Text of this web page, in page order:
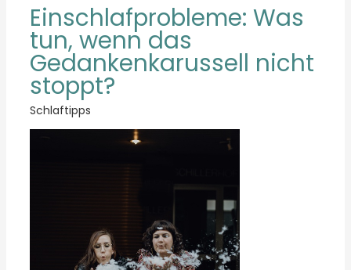
Einschlafprobleme: Was
tun, wenn das
Gedankenkarussell nicht
stoppt?
Schlaftipps